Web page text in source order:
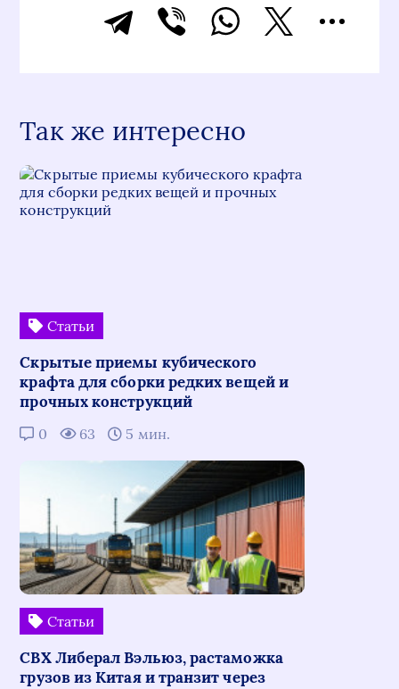
Так же интересно
Статьи
Скрытые приемы кубического
крафта для сборки редких вещей и
прочных конструкций
0 63 5 мин.
Статьи
СВХ Либерал Вэльюз, растаможка
грузов из Китая и транзит через